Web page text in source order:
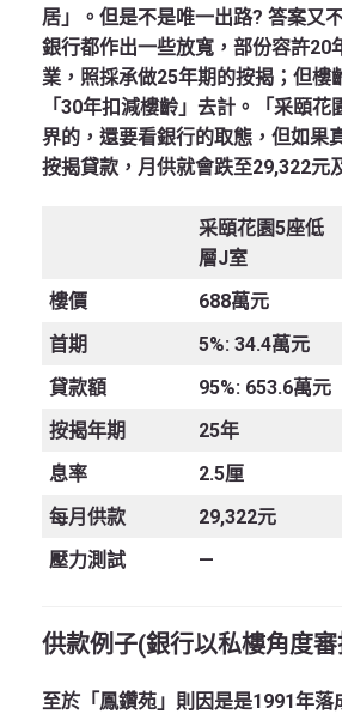
居」。但是不是唯一出路? 答案又
銀行都作出一些放寬，部份容許20
業，照採承做25年期的按揭；但樓
「30年扣減樓齡」去計。「采頤
界的，還要看銀行的取態，但如果
按揭貸款，月供就會跌至29,322元
采頤花園5座低
層J室
樓價
688萬元
首期
5%: 34.4萬元
貸款額
95%: 653.6萬元
按揭年期
25年
息率
2.5厘
每月供款
29,322元
壓力測試
—
供款例子(銀行以私樓角度
至於「鳳鑽苑」則因是是1991年落